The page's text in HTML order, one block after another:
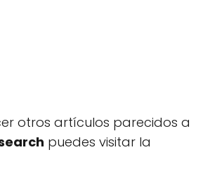
otros artículos parecidos a
puedes visitar la